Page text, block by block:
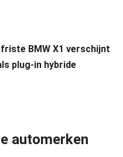
BMW X1 verschijnt
plug-in hybride
automerken